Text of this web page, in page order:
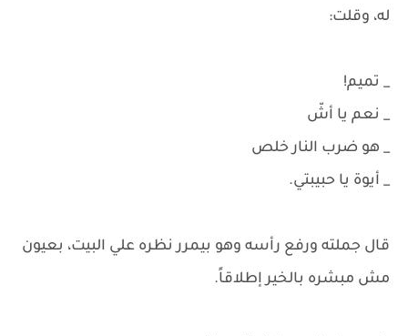
له، وقلت:
_ تميم!
_ نعم يا أشّ
_ هو ضرب النار خلص
_ أيوة يا حبيبتي.
قال جملته ورفع رأسه وهو بيمرر نظره علي البيت، بعيون
مش مبشره بالخير إطلاقاً.